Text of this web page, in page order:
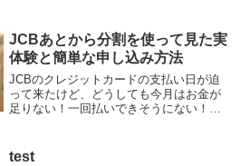
年ぶりや数十年ぶりに会うのでどのよう
に変化しているのか、話す...
JCBあとから分割を使って見た実
体験と簡単な申し込み方法
JCBのクレジットカードの支払い日が迫
って来たけど、どうしても今月はお金が
足りない！一回払いできそうにない！そ
（@mochinet1）も仕事でクレジットカー
test